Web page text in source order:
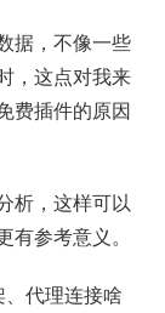
据，不像一些
，这点对我来
费插件的原因
析，这样可以
参考意义。
代理连接啥